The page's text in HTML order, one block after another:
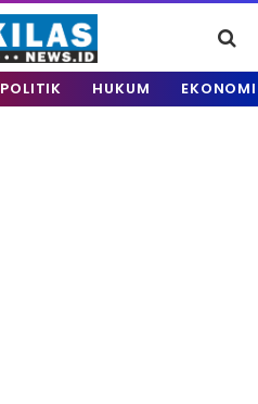
POLITIK HUKUM EKONOMI